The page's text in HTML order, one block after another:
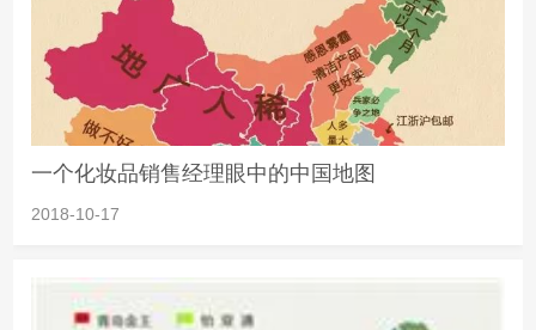
一个化妆品销售经理眼中的中国地图
2018-10-17